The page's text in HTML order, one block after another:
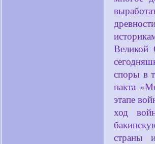
Великой
споры в
пакта
этапе
ход
страны